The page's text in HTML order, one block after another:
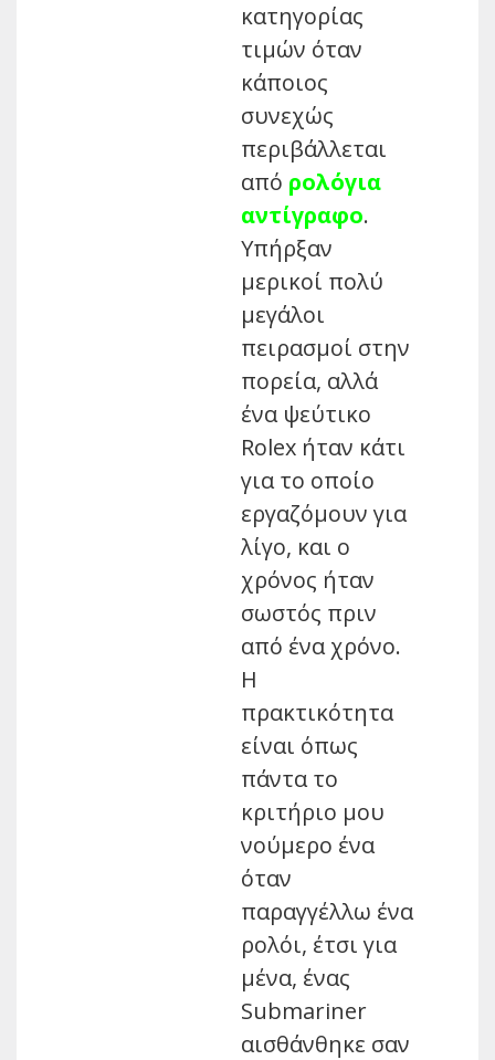
κατηγορίας
τιμών όταν
κάποιος
συνεχώς
περιβάλλεται
από ρολόγια
αντίγραφο.
Υπήρξαν
μερικοί πολύ
μεγάλοι
πειρασμοί στην
πορεία, αλλά
ένα ψεύτικο
Rolex ήταν κάτι
για το οποίο
εργαζόμουν για
λίγο, και ο
χρόνος ήταν
σωστός πριν
από ένα χρόνο.
Η
πρακτικότητα
είναι όπως
πάντα το
κριτήριο μου
νούμερο ένα
όταν
παραγγέλλω ένα
ρολόι, έτσι για
μένα, ένας
Submariner
αισθάνθηκε σαν